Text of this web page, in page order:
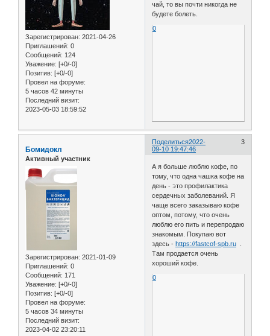
Зарегистрирован: 2021-04-26
Приглашений: 0
Сообщений: 124
Уважение: [+0/-0]
Позитив: [+0/-0]
Провел на форуме:
5 часов 42 минуты
Последний визит:
2023-05-03 18:59:52
чай, то вы почти никогда не
будете болеть.
0
Поделиться 3
2022-
09-10 19:47:46
Бомидокл
Активный участник
Зарегистрирован: 2021-01-09
Приглашений: 0
Сообщений: 171
Уважение: [+0/-0]
Позитив: [+0/-0]
Провел на форуме:
5 часов 34 минуты
Последний визит:
2023-04-02 23:20:11
А я больше люблю кофе, по
тому, что одна чашка кофе на
день - это профилактика
сердечных заболеваний. Я
чаще всего заказываю кофе
оптом, потому, что очень
люблю его пить и перепродаю
знакомым. Покупаю вот
здесь - https://fastcof-spb.ru .
Там продается очень
хороший кофе.
0